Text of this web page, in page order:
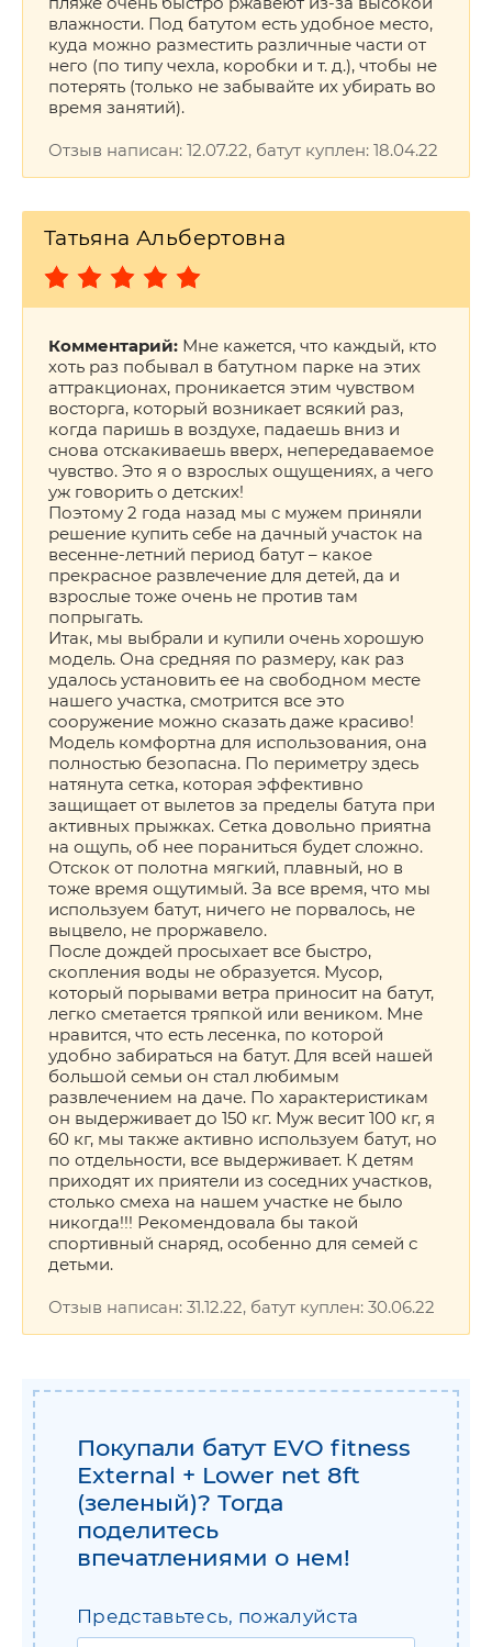
влажности. Под батутом есть удобное место,
куда можно разместить различные части от
него (по типу чехла, коробки и т. д.), чтобы не
потерять (только не забывайте их убирать во
время занятий).
Отзыв написан: 12.07.22, батут куплен: 18.04.22
Татьяна Альбертовна
Комментарий: Мне кажется, что каждый, кто
хоть раз побывал в батутном парке на этих
аттракционах, проникается этим чувством
восторга, который возникает всякий раз,
когда паришь в воздухе, падаешь вниз и
снова отскакиваешь вверх, непередаваемое
чувство. Это я о взрослых ощущениях, а чего
уж говорить о детских!
Поэтому 2 года назад мы с мужем приняли
решение купить себе на дачный участок на
весенне-летний период батут – какое
прекрасное развлечение для детей, да и
взрослые тоже очень не против там
попрыгать.
Итак, мы выбрали и купили очень хорошую
модель. Она средняя по размеру, как раз
удалось установить ее на свободном месте
нашего участка, смотрится все это
сооружение можно сказать даже красиво!
Модель комфортна для использования, она
полностью безопасна. По периметру здесь
натянута сетка, которая эффективно
защищает от вылетов за пределы батута при
активных прыжках. Сетка довольно приятна
на ощупь, об нее пораниться будет сложно.
Отскок от полотна мягкий, плавный, но в
тоже время ощутимый. За все время, что мы
используем батут, ничего не порвалось, не
выцвело, не проржавело.
После дождей просыхает все быстро,
скопления воды не образуется. Мусор,
который порывами ветра приносит на батут,
легко сметается тряпкой или веником. Мне
нравится, что есть лесенка, по которой
удобно забираться на батут. Для всей нашей
большой семьи он стал любимым
развлечением на даче. По характеристикам
он выдерживает до 150 кг. Муж весит 100 кг, я
60 кг, мы также активно используем батут, но
по отдельности, все выдерживает. К детям
приходят их приятели из соседних участков,
столько смеха на нашем участке не было
никогда!!! Рекомендовала бы такой
спортивный снаряд, особенно для семей с
детьми.
Отзыв написан: 31.12.22, батут куплен: 30.06.22
Покупали батут EVO fitness
External + Lower net 8ft
(зеленый)? Тогда
поделитесь
впечатлениями о нем!
Представьтесь, пожалуйста